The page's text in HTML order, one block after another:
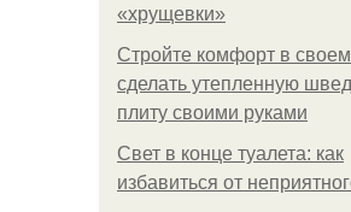
«хрущевки»
Стройте комфорт в
сделать утепленную
плиту своими руками
Свет в конце туалета: как
избавиться от